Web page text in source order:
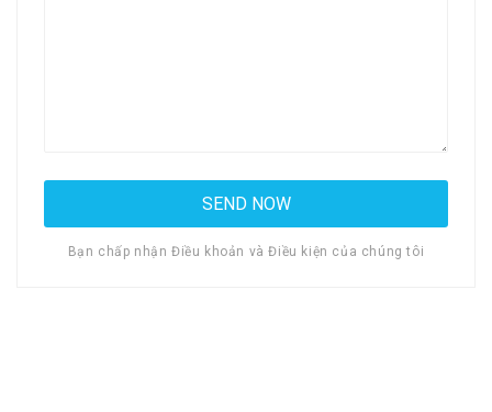
Bạn chấp nhận Điều khoản và Điều kiện của chúng tôi